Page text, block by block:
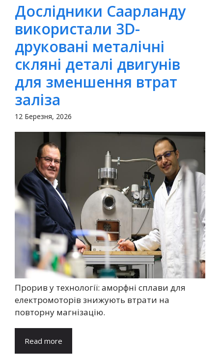
Дослідники Саарланду
використали 3D-
друковані металічні
скляні деталі двигунів
для зменшення втрат
заліза
12 Березня, 2026
Прорив у технології: аморфні сплави для
електромоторів знижують втрати на
повторну магнізацію.
Read more